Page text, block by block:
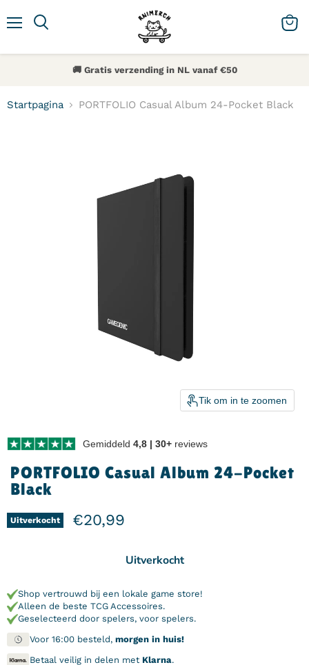
🚚 Gratis verzending in NL vanaf €50
Startpagina PORTFOLIO Casual Album 24-Pocket Black
Tik om in te zoomen
Gemiddeld 4,8 | 30+ reviews
PORTFOLIO Casual Album 24-Pocket
Black
Uitverkocht Huidige prijs
€20,99
Uitverkocht
Shop vertrouwd bij een lokale game store!
Alleen de beste TCG Accessoires.
Geselecteerd door spelers, voor spelers.
Voor 16:00 besteld,morgen in huis!
Betaal veilig in delen met Klarna.